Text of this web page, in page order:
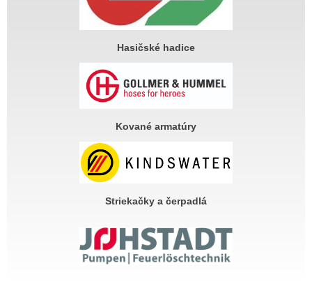
Hasičské hadice
Kované armatúry
Striekačky a čerpadlá